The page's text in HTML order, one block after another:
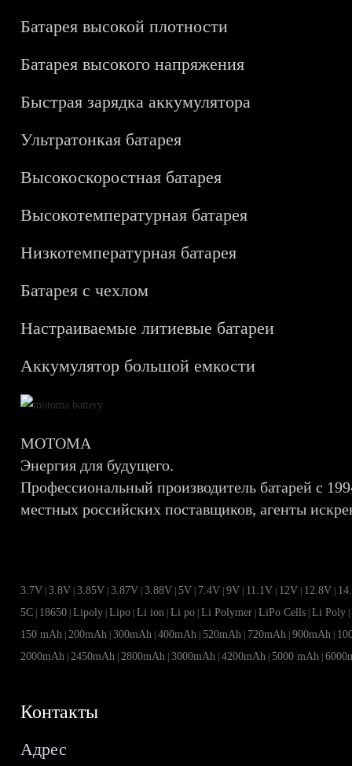
Батарея высокой плотности
Батарея высокого напряжения
Быстрая зарядка аккумулятора
Ультратонкая батарея
Высокоскоростная батарея
Высокотемпературная батарея
Низкотемпературная батарея
Батарея с чехлом
Настраиваемые литиевые батареи
Аккумулятор большой емкости
MOTOMA
Энергия для будущего.
Профессиональный производитель батарей с
местных российских поставщиков, агенты
3.7V |3.8V |3.85V |3.87V |3.88V 5V 7.4V |9V 11.1V 12V 12.8V
5C 18650 |Lipoly |Lipo |Li ion |Li po |Li Polymer |LiPo Cells |Li Poly
150 mAh |200mAh |300mAh |400mAh 520mAh 720mAh |900mAh
2000mAh |2450mAh |2800mAh |3000mAh |4200mAh 5000 mAh |
Контакты
Адрес